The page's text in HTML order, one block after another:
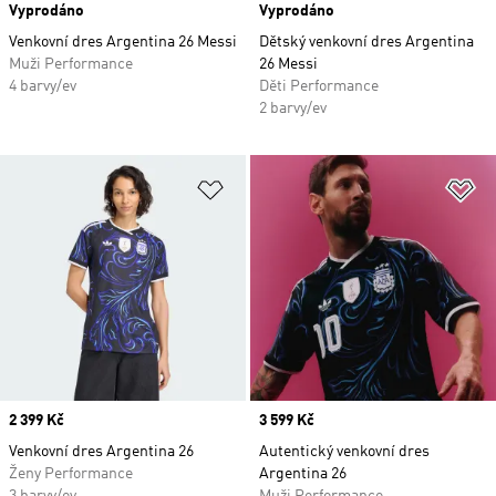
Vyprodáno
Venkovní dres Argentina 26 Messi
Muži Performance
4 barvy/ev
Vyprodáno
Dětský venkovní dres Argentina
26 Messi
Děti Performance
2 barvy/ev
Přidat do seznamu přání
Price
2 399 Kč
Venkovní dres Argentina 26
Ženy Performance
Price
3 599 Kč
Autentický venkovní dres
Argentina 26